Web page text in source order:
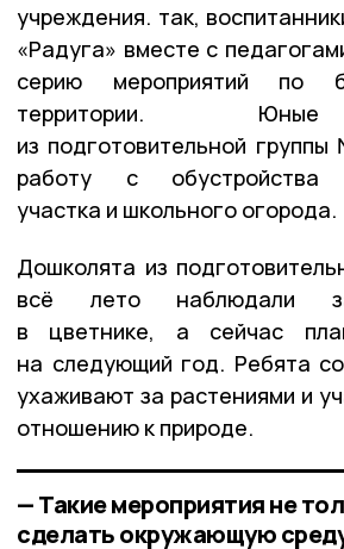
учреждения. так,
«Радуга» вместе с
серию мероприятий по
территории.
из подготовительной
работу с обустройства
участка и школьного огорода.
Дошколята из
всё лето наблюдали
в цветнике, а сейчас
на следующий год. Ребята
ухаживают за растениями и
отношению к природе.
— Такие мероприятия не
сделать окружающую